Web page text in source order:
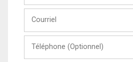
Nom
(Optionnel)